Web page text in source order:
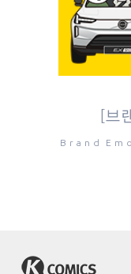
[브
Brand